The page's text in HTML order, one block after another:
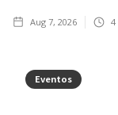
Aug 7, 2026 4
Eventos